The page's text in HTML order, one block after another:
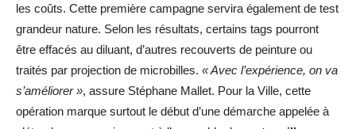
les coûts. Cette première campagne servira également de test
grandeur nature. Selon les résultats, certains tags pourront
être effacés au diluant, d’autres recouverts de peinture ou
traités par projection de microbilles. « Avec l’expérience, on va
s’améliorer », assure Stéphane Mallet. Pour la Ville, cette
opération marque surtout le début d’une démarche appelée à